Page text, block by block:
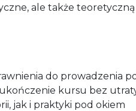
ale także
do prowadzenia
kursu bez
jak i praktyki pod okiem